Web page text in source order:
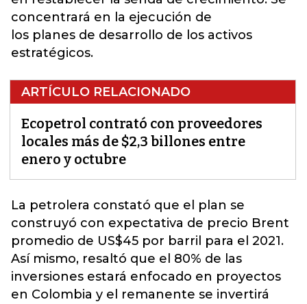
concentrará en la ejecución de
los planes de desarrollo de los activos
estratégicos.
ARTÍCULO RELACIONADO
Ecopetrol contrató con proveedores
locales más de $2,3 billones entre
enero y octubre
La petrolera constató que el plan se
construyó con expectativa de precio Brent
promedio de US$45 por barril para el 2021.
Así mismo, resaltó que el 80% de las
inversiones estará enfocado en proyectos
en Colombia y el remanente se invertirá